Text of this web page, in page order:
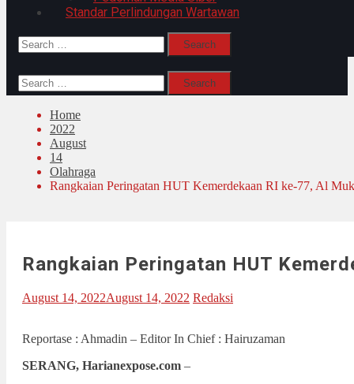
Standar Perlindungan Wartawan
Search
for:
Search
for:
Home
2022
August
14
Olahraga
Rangkaian Peringatan HUT Kemerdekaan RI ke-77, Al
Rangkaian Peringatan HUT
August 14, 2022August 14, 2022 Redaksi
Reportase : Ahmadin – Editor In Chief : Hairuzaman
SERANG, Harianexpose.com –